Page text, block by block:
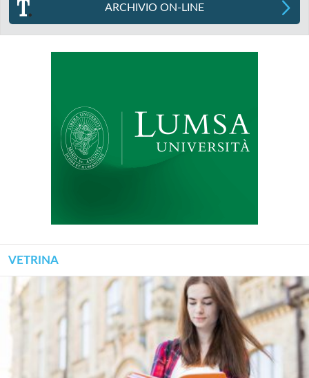
ARCHIVIO ON-LINE
VETRINA